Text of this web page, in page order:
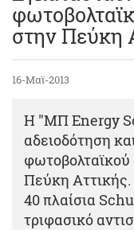
στην Πεύκη
16-Μαϊ-2013
Η "ΜΠ Energy
αδειοδότηση
Πεύκη Αττικής.
40 πλαίσια
τριφασικό